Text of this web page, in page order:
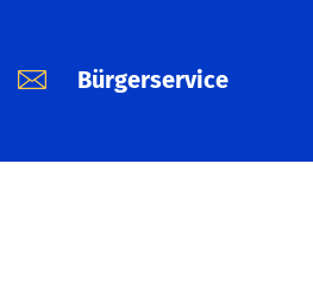
Bürgerservice